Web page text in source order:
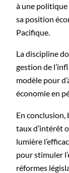
à une
sa position
Pacifique.
La discipline
gestion de
modèle pour
économie en
En conclusion,
taux d’intérêt
lumière
pour stimuler
réformes